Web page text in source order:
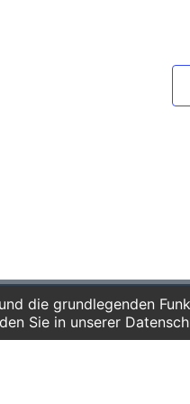
97 57
die grundlegenden
Sie in unserer